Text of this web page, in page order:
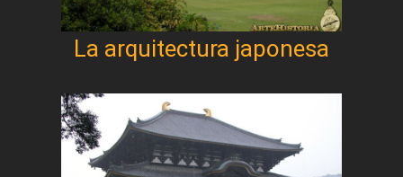
La arquitectura japonesa